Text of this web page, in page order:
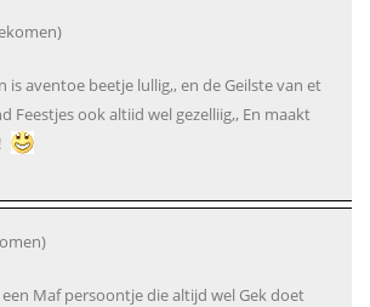
is aventoe beetje lullig,, en de Geilste van et
Feestjes ook altiid wel gezelliig,, En maakt
een Maf persoontje die altijd wel Gek doet